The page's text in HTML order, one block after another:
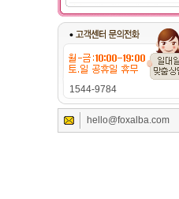
1544-9784
hello@foxalba.com